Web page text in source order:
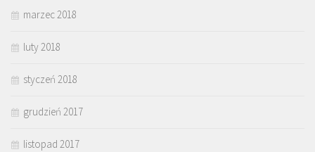
marzec 2018
luty 2018
styczeń 2018
grudzień 2017
listopad 2017